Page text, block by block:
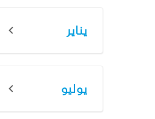
يناير
يوليو